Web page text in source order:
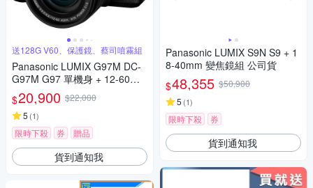
送128G V60、保護鏡、蔡司噴霧組
Panasonic LUMIX G97M DC-
G97M G97 單機身 + 12-60mm
變焦鏡組 公司貨
$20,900 $22,000
5 (1)
限時下殺 券 贈品
貨到通知我
Panasonic LUMIX S9N S9 + 1
8-40mm 變焦鏡組 公司貨
$48,355 $50,900
5 (1)
限時下殺 券
貨到通知我